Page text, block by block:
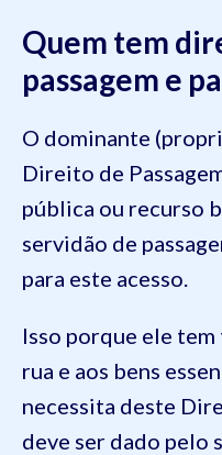
Quem tem
passagem e
O dominante
Direito de
pública ou recurso
servidão de
para este acesso.
Isso porque ele
rua e aos bens
necessita deste
deve ser dado